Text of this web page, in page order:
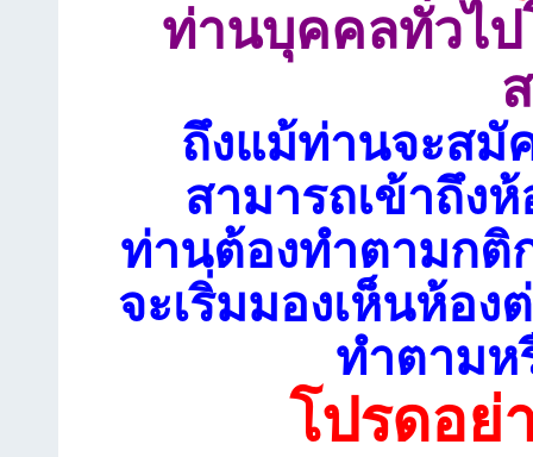
ท่านบุคคลทั่วไ
ถึงแม้ท่านจะสมั
สามารถเข้าถึง
ท่านต้องทำตามกติ
จะเริ่มมองเห็นห้อ
ทำตามห
โปรดอย่